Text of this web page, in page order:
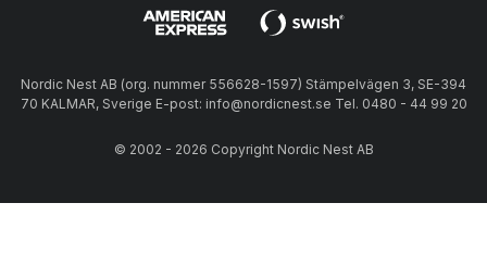
Nordic Nest AB (org. nummer 556628-1597) Stämpelvägen 3, SE-394
70 KALMAR, Sverige E-post: info@nordicnest.se Tel. 0480 - 44 99 20
© 2002 - 2026 Copyright Nordic Nest AB